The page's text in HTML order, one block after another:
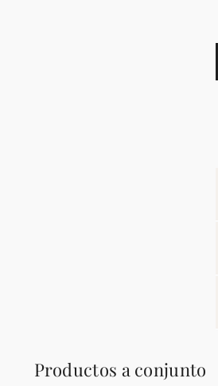
Productos a conjunto